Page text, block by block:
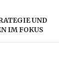
UND
IM FOKUS